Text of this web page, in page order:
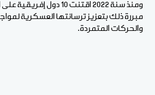
ومنذ سنة 2022 اقتنت 10
مبررة ذلك بتعزيز ترسانتها العسكرية
والحركات المتمردة.